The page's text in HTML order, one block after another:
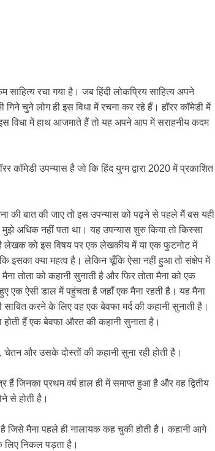
रचा गया है। जब हिंदी लोकप्रिय साहित्य अपने
चुने लोग ही इस विधा में रचना कर रहे हैं। हॉरर कॉमेडी में
विधा में हाथ आजमाते हैं तो यह अपने आप में सराहनीय कदम
उपन्यास है जो कि हिंद युग्म द्वारा 2020 में प्रकाशित
की बात की जाए तो इस उपन्यास को पढ़ने से पहले मैं बस यही
अधिक नहीं पता था। यह उपन्यास शुरु किया तो किस्सा
है लेखक को इस विषय पर एक लेखकीय में या एक फुटनोट में
इसका क्या महत्व है। लेकिन चूँकि ऐसा नहीं हुआ तो संक्षेप में
तोता को कहानी सुनाती है और फिर तोता मैना को एक
एक ऐसी डाल में पहुंचता है जहाँ एक मैना रहती है। यह मैना
करने के लिए वह एक बेवफा मर्द की कहानी सुनाती है।
होती हैं एक बेवफा औरत की कहानी सुनाता है।
और उसके दोस्तों की कहानी सुना रही होती है।
हैं जिनका प्रथम वर्ष हाल ही में समाप्त हुआ है और वह द्वितीय
से होती है।
है जिसे मैना पहले ही नालायक कह चुकी होती है। कहानी आगे
निकल पड़ता है।